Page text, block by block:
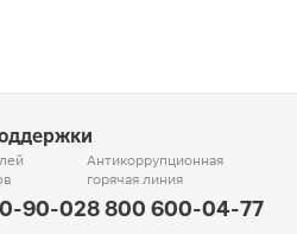
90-02
Антикоррупционная
горячая линия
8 800 600-04-77